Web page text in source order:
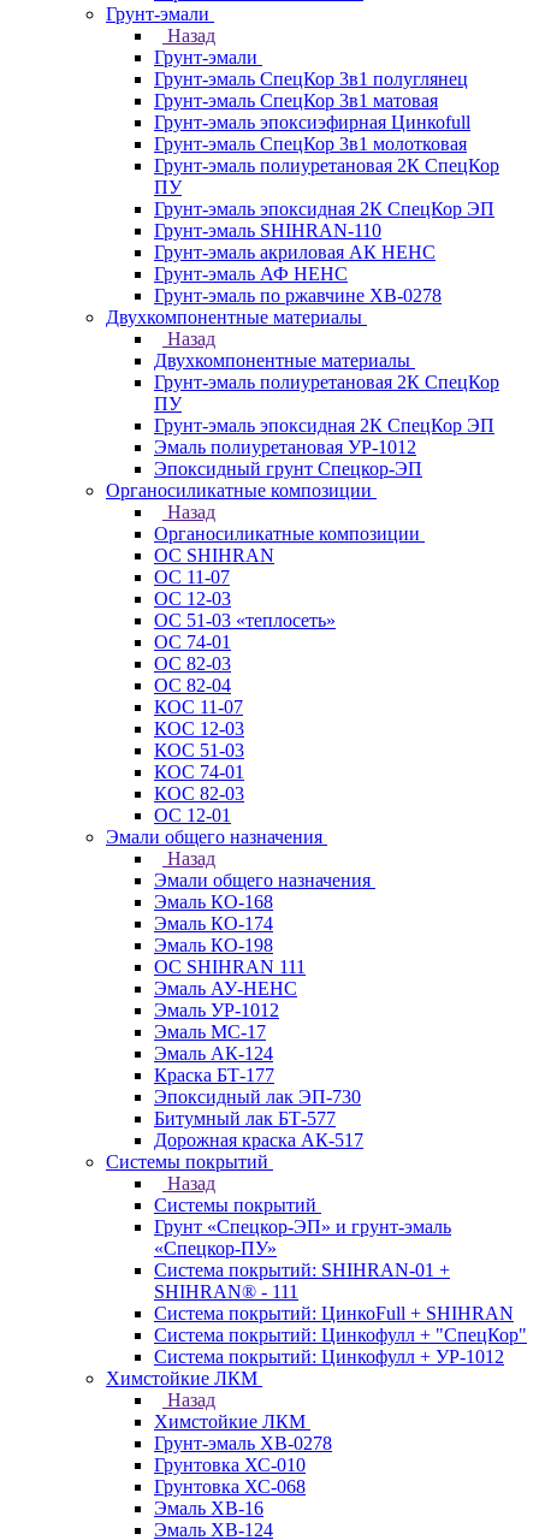
Грунт-эмали
Назад
Грунт-эмали
Грунт-эмаль СпецКор 3в1 полуглянец
Грунт-эмаль СпецКор 3в1 матовая
Грунт-эмаль эпоксиэфирная Цинкоfull
Грунт-эмаль СпецКор 3в1 молотковая
Грунт-эмаль полиуретановая 2К СпецКор
ПУ
Грунт-эмаль эпоксидная 2К СпецКор ЭП
Грунт-эмаль SHIHRAN-110
Грунт-эмаль акриловая АК НЕНС
Грунт-эмаль АФ НЕНС
Грунт-эмаль по ржавчине ХВ-0278
Двухкомпонентные материалы
Назад
Двухкомпонентные материалы
Грунт-эмаль полиуретановая 2К СпецКор
ПУ
Грунт-эмаль эпоксидная 2К СпецКор ЭП
Эмаль полиуретановая УР-1012
Эпоксидный грунт Спецкор-ЭП
Органосиликатные композиции
Назад
Органосиликатные композиции
ОС SHIHRAN
ОС 11-07
ОС 12-03
ОС 51-03 «теплосеть»
ОС 74-01
ОС 82-03
ОС 82-04
КОС 11-07
КОС 12-03
КОС 51-03
КОС 74-01
КОС 82-03
ОС 12-01
Эмали общего назначения
Назад
Эмали общего назначения
Эмаль КО-168
Эмаль КО-174
Эмаль КО-198
ОС SHIHRAN 111
Эмаль АУ-НЕНС
Эмаль УР-1012
Эмаль МС-17
Эмаль АК-124
Краска БТ-177
Эпоксидный лак ЭП-730
Битумный лак БТ-577
Дорожная краска АК-517
Системы покрытий
Назад
Системы покрытий
Грунт «Спецкор-ЭП» и грунт-эмаль
«Спецкор-ПУ»
Система покрытий: SHIHRAN-01 +
SHIHRAN® - 111
Система покрытий: ЦинкоFull + SHIHRAN
Система покрытий: Цинкофулл + "СпецКор"
Система покрытий: Цинкофулл + УР-1012
Химстойкие ЛКМ
Назад
Химстойкие ЛКМ
Грунт-эмаль ХВ-0278
Грунтовка ХС-010
Грунтовка ХС-068
Эмаль ХВ-16
Эмаль ХВ-124